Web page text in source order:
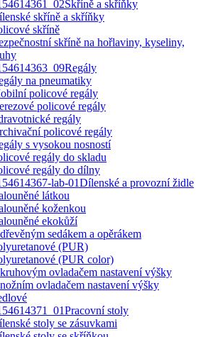
Skříně a skříňky
skříně a skříňky
skříně
skříně na hořlaviny, kyseliny,
Regály
na pneumatiky
policové regály
policové regály
regály
policové regály
s vysokou nosností
regály do skladu
regály do dílny
Dílenské a provozní židle
látkou
koženkou
ekokůží
sedákem a opěrákem
(PUR)
(PUR color)
ovladačem nastavení výšky
ovladačem nastavení výšky
Pracovní stoly
stoly se zásuvkami